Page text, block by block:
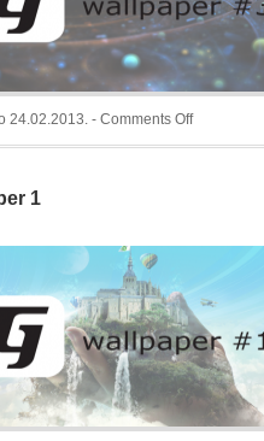
24.02.2013. - Comments Offon
Wallpaper
1